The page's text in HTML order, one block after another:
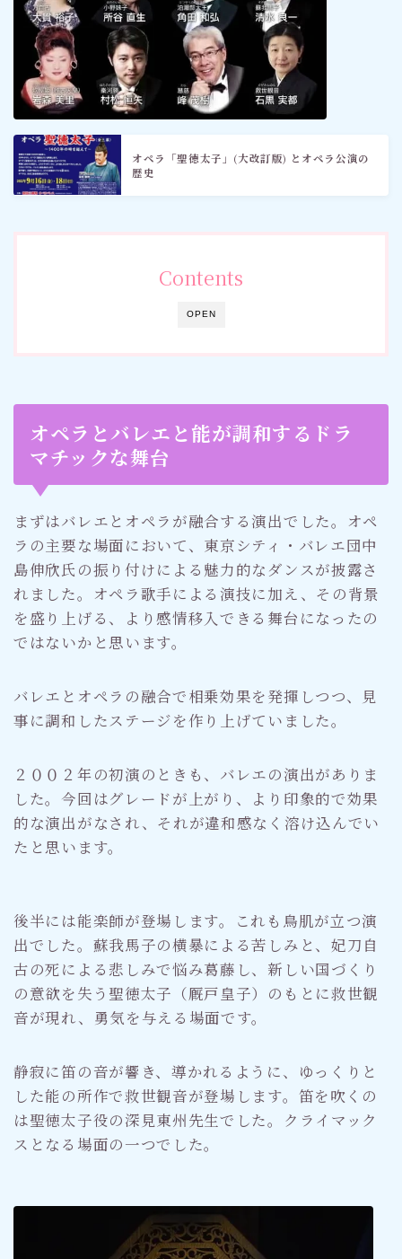
オペラ「聖徳太子」(大改訂版) とオペラ公演の
歴史
OPEN
Contents
オペラとバレエと能が調和するドラ
マチックな舞台
まずはバレエとオペラが融合する演出でした。オペ
ラの主要な場面において、東京シティ・バレエ団中
島伸欣氏の振り付けによる魅力的なダンスが披露さ
れました。オペラ歌手による演技に加え、その背景
を盛り上げる、より感情移入できる舞台になったの
ではないかと思います。
バレエとオペラの融合で相乗効果を発揮しつつ、見
事に調和したステージを作り上げていました。
２００２年の初演のときも、バレエの演出がありま
した。今回はグレードが上がり、より印象的で効果
的な演出がなされ、それが違和感なく溶け込んでい
たと思います。
後半には能楽師が登場します。これも鳥肌が立つ演
出でした。蘇我馬子の横暴による苦しみと、妃刀自
古の死による悲しみで悩み葛藤し、新しい国づくり
の意欲を失う聖徳太子（厩戸皇子）のもとに救世観
音が現れ、勇気を与える場面です。
静寂に笛の音が響き、導かれるように、ゆっくりと
した能の所作で救世観音が登場します。笛を吹くの
は聖徳太子役の深見東州先生でした。クライマック
スとなる場面の一つでした。